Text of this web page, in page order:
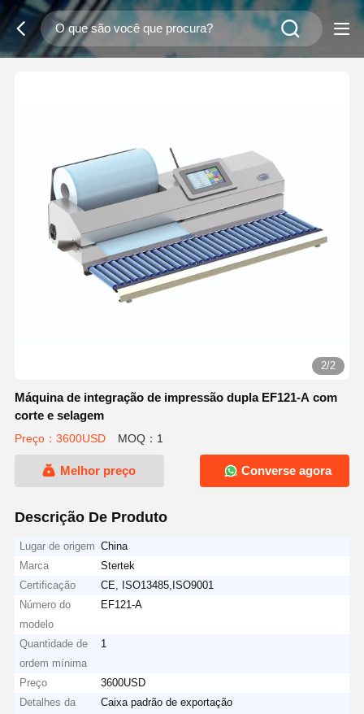
2/2
Máquina de integração de impressão dupla EF121-A com
corte e selagem
Preço：3600USD MOQ：1
Melhor preço Converse agora
Descrição De Produto
Lugar de origem China
Marca
Stertek
Certificação
CE, ISO13485,ISO9001
Número do
modelo
EF121-A
Quantidade de
ordem mínima
1
Preço
3600USD
Detalhes da
Caixa padrão de exportação